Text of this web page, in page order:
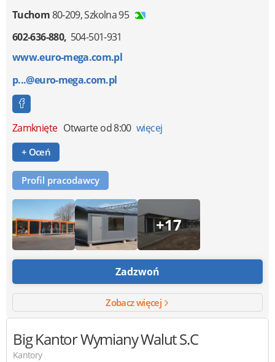
Tuchom80-209,Szkolna 95
602-636-880 504-501-931
www.euro-mega.com.pl
p...@euro-mega.com.pl
Zamknięte Otwarte od 8:00 więcej
+ Oceń
Profil pracodawcy
+17
Zadzwoń
Zobacz więcej
Big Kantor Wymiany WalutS.C
Kantory